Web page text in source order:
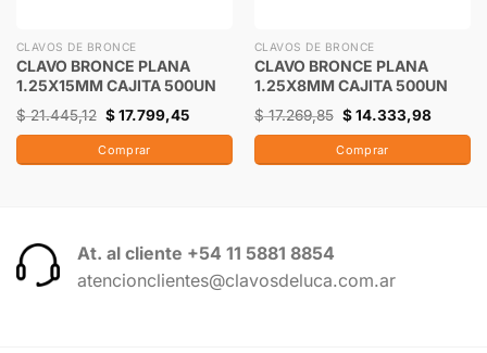
CLAVOS DE BRONCE
CLAVO BRONCE PLANA
1.25X15MM CAJITA 500UN
$21.445,12 $17.799,45
Comprar
CLAVOS DE BRONCE
CLAVO BRONCE PLANA
1.25X8MM CAJITA 500UN
$17.269,85 $14.333,98
Comprar
At. al cliente +54 11 5881 8854
atencionclientes@clavosdeluca.com.ar